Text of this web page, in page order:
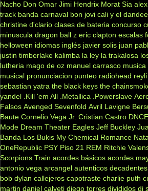
Nacho Don Omar Jimi Hendrix Morat Sia
track banda carnaval bon jovi cali y el dandee
christine d'clario clases de bateria concurso
minuscula dragon ball z eric clapton escalas
helloween idiomas inglés javier solis juan
justin timberlake kalimba la ley la trakalosa
lutheria mago de oz manuel carrasco musica
musical pronunciacion punteo radiohead reyli
sebastian yatra the black keys the
yandel .Kill 'em All .Metallica .Powerslave
Falsos Avenged Sevenfold Avril Lavigne
Baute Cornelio Vega Jr. Cristian Castro DNCE
Mode Dream Theater Eagles Jeff Buckley
Banda Los Bukis My Chemical Romance
OneRepublic PSY Piso 21 REM Ritchie
Scorpions Train acordes básicos acordes
antonio vega arcangel autenticos decadentes
bob dylan callejeros capotraste charlie puth
martin daniel calveti diego torres divididos dj